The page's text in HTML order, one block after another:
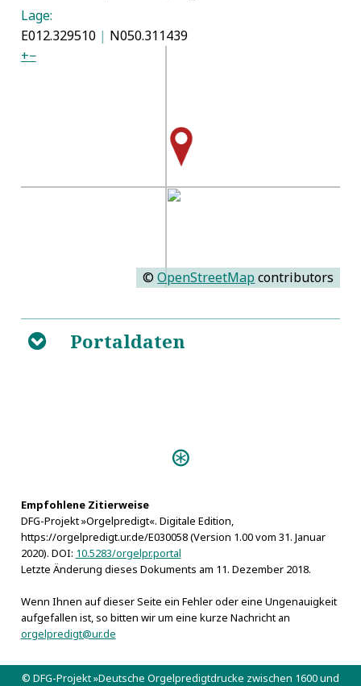
Lage:
E012.329510 | N050.311439
+−
©OpenStreetMap contributors
B Portaldaten
Empfohlene Zitierweise
DFG-Projekt »Orgelpredigt«. Digitale Edition,
https://orgelpredigt.ur.de/E030058 (Version 1.00 vom 31. Januar
2020). DOI: 10.5283/orgelpr.portal
Letzte Änderung dieses Dokuments am 11. Dezember 2018.
Wenn Ihnen auf dieser Seite ein Fehler oder eine Ungenauigkeit
aufgefallen ist, so bitten wir um eine kurze Nachricht an
orgelpredigt@ur.de
© DFG-Projekt »Deutsche Orgelpredigtdrucke zwischen 1600 und